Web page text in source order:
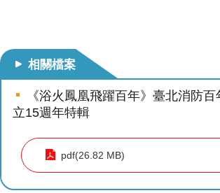
簡
介
宣
教
下
相關檔案
《浴火鳳凰飛躍百年》臺北消防
立15週年特輯
pdf(26.82 MB)